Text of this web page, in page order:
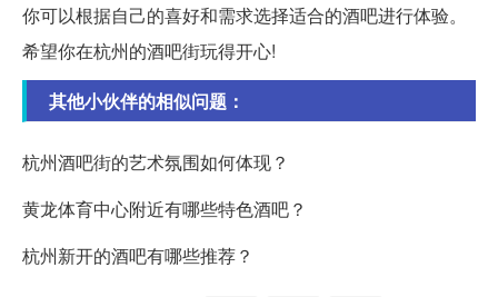
你可以根据自己的喜好和需求选择适合的酒吧进行体验。
希望你在杭州的酒吧街玩得开心!
其他小伙伴的相似问题：
杭州酒吧街的艺术氛围如何体现？
黄龙体育中心附近有哪些特色酒吧？
杭州新开的酒吧有哪些推荐？